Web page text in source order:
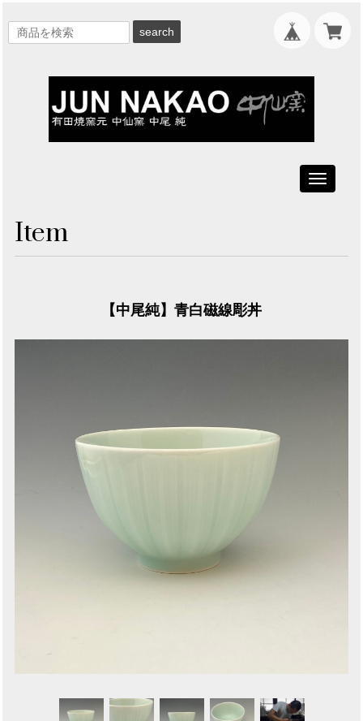
search
Toggle
Item
【中尾純】青白磁線彫丼